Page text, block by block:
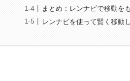
まとめ：レンナビで移動を
レンナビを使って賢く移動